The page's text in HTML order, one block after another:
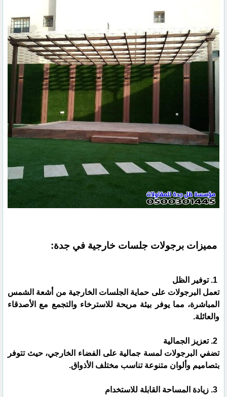
مميزات برجولات جلسات خارجية في جدة:
تعمل البرجولات على حماية الجلسات الخارجية من أشعة الشمس
المباشرة، مما يوفر بيئة مريحة للاسترخاء والتجمع مع الأصدقاء
والعائلة.
تضفي البرجولات لمسة جمالية على الفضاء الخارجي، حيث تتوفر
بتصاميم وألوان متنوعة تناسب مختلف الأذواق.